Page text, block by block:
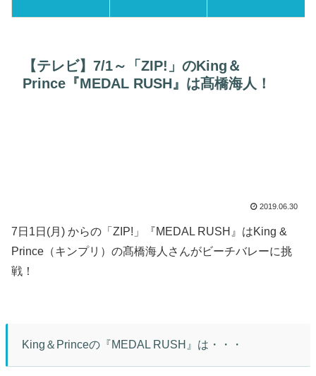
【テレビ】7/1～「ZIP!」のKing＆
Prince『MEDAL RUSH』は髙橋海人！
2019.06.30
7日1日(月) からの「ZIP!」『MEDAL RUSH』はKing &
Prince（キンプリ）の髙橋海人さんがビーチバレーに挑
戦！
King＆Princeの『MEDAL RUSH』は・・・